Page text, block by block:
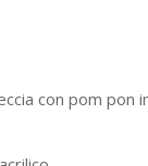
con pom pon